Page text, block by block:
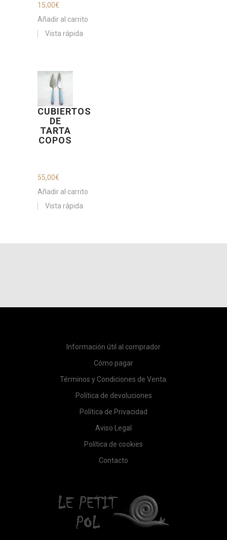
15,00€
Añadir al carrito
Vista rápida
CUBIERTOS
DE
TARTA
COPOS
55,00€
Añadir al carrito
Vista rápida
Información útil al comprador
Cómo pagar
Términos y Condiciones de Venta.
Política de devoluciones
Política de Privacidad
Aviso Legal
Política de cookies
Contacto